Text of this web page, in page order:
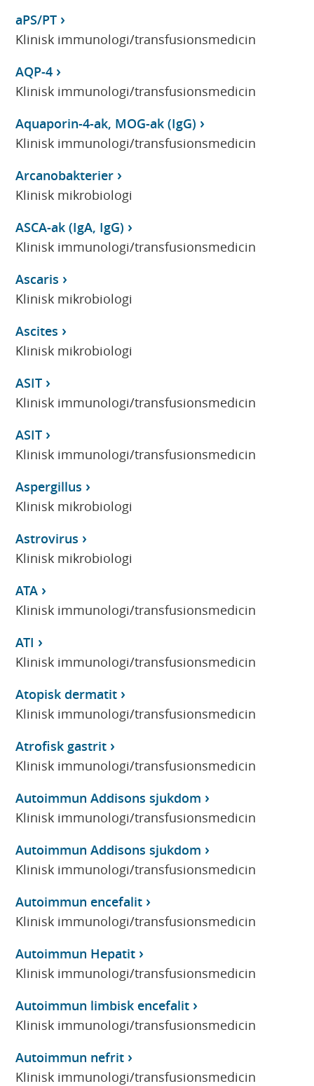
aPS/PT
Klinisk immunologi/transfusionsmedicin
AQP-4
Klinisk immunologi/transfusionsmedicin
Aquaporin-4-ak, MOG-ak (IgG)
Klinisk immunologi/transfusionsmedicin
Arcanobakterier
Klinisk mikrobiologi
ASCA-ak (IgA, IgG)
Klinisk immunologi/transfusionsmedicin
Ascaris
Klinisk mikrobiologi
Ascites
Klinisk mikrobiologi
ASIT
Klinisk immunologi/transfusionsmedicin
ASIT
Klinisk immunologi/transfusionsmedicin
Aspergillus
Klinisk mikrobiologi
Astrovirus
Klinisk mikrobiologi
ATA
Klinisk immunologi/transfusionsmedicin
ATI
Klinisk immunologi/transfusionsmedicin
Atopisk dermatit
Klinisk immunologi/transfusionsmedicin
Atrofisk gastrit
Klinisk immunologi/transfusionsmedicin
Autoimmun Addisons sjukdom
Klinisk immunologi/transfusionsmedicin
Autoimmun Addisons sjukdom
Klinisk immunologi/transfusionsmedicin
Autoimmun encefalit
Klinisk immunologi/transfusionsmedicin
Autoimmun Hepatit
Klinisk immunologi/transfusionsmedicin
Autoimmun limbisk encefalit
Klinisk immunologi/transfusionsmedicin
Autoimmun nefrit
Klinisk immunologi/transfusionsmedicin